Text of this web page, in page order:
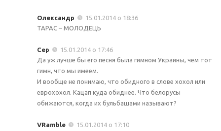
Олександр
15.01.2014 о 18:36
ТАРАС – МОЛОДЕЦЬ
Сер
15.01.2014 о 17:46
Да уж лучше бы его песня была гимном Украины, чем тот
гимн, что мы имеем.
И вообще не понимаю, что обидного в слове хохол или
еврохохол. Кацап куда обиднее. Что белорусы
обижаются, когда их бульбашами называют?
VRamble
15.01.2014 о 17:10